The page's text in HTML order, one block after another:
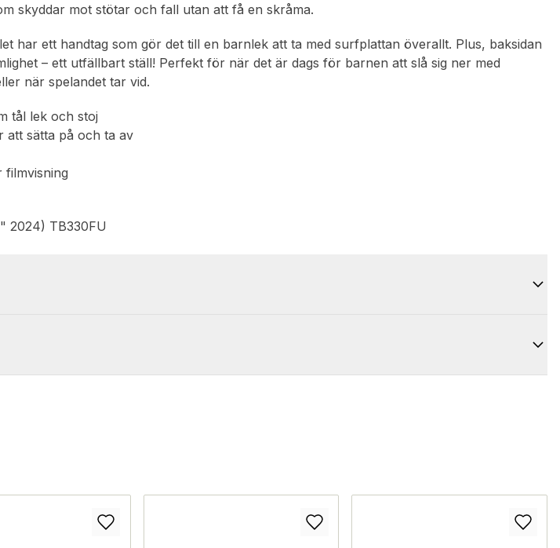
skyddar mot stötar och fall utan att få en skråma.
har ett handtag som gör det till en barnlek att ta med surfplattan överallt. Plus, baksidan
– ett utfällbart ställ! Perfekt för när det är dags för barnen att slå sig ner med
när spelandet tar vid.
tål lek och stoj
att sätta på och ta av
filmvisning
2024) TB330FU